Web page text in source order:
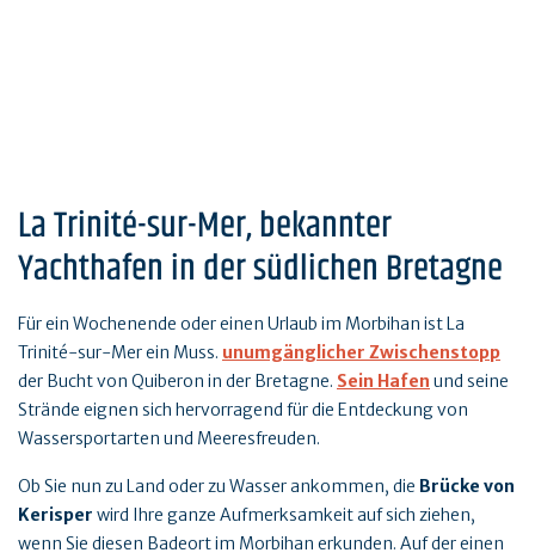
La Trinité-sur-Mer, bekannter
Yachthafen in der südlichen Bretagne
Für ein Wochenende oder einen Urlaub im Morbihan ist La
Trinité-sur-Mer ein Muss. unumgänglicher Zwischenstopp
der Bucht von Quiberon in der Bretagne. Sein Hafen und seine
Strände eignen sich hervorragend für die Entdeckung von
Wassersportarten und Meeresfreuden.
Ob Sie nun zu Land oder zu Wasser ankommen, die Brücke von
Kerisper wird Ihre ganze Aufmerksamkeit auf sich ziehen,
wenn Sie diesen Badeort im Morbihan erkunden. Auf der einen